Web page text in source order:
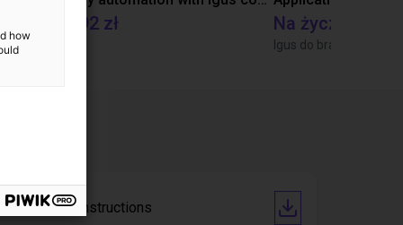
56 526,92 zł Na życzenie
Igus do brasil
Operating instructions
how